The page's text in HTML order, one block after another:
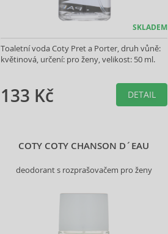
SKLADEM
Toaletní voda Coty Pret a Porter, druh vůně:
květinová, určení: pro ženy, velikost: 50 ml.
133 Kč DETAIL
COTY COTY CHANSON D´EAU
deodorant s rozprašovačem pro ženy